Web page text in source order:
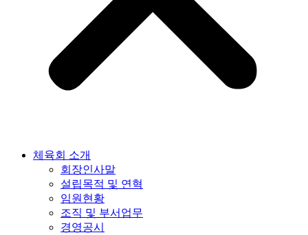
체육회 소개
회장인사말
설립목적 및 연혁
임원현황
조직 및 부서업무
경영공시